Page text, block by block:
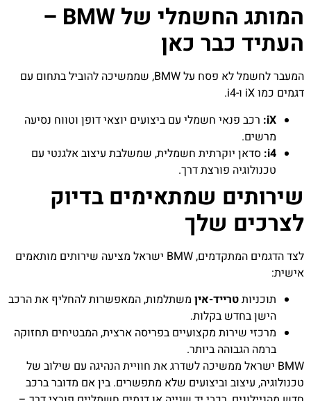
המותג החשמלי של BMW –
העתיד כבר כאן
המעבר לחשמל לא פסח על BMW, שממשיכה להוביל בתחום עם
דגמים כמו iX ו-i4.
iX: רכב פנאי חשמלי עם ביצועים יוצאי דופן וטווח נסיעה
מרשים.
i4: סדאן יוקרתית חשמלית, שמשלבת עיצוב אלגנטי עם
טכנולוגיה פורצת דרך.
שירותים שמתאימים בדיוק
לצרכים שלך
לצד הדגמים המתקדמים, BMW ישראל מציעה שירותים מותאמים
אישית:
תוכניותטרייד-אין משתלמות, המאפשרות להחליף את הרכב
הישן בחדש בקלות.
מרכזי שירות מקצועיים בפריסה ארצית, המבטיחים תחזוקה
ברמה הגבוהה ביותר.
BMW ישראל ממשיכה לשדרג את חוויית הנהיגה עם שילוב של
טכנולוגיה, עיצוב וביצועים שלא מתפשרים. בין אם מדובר ברכב